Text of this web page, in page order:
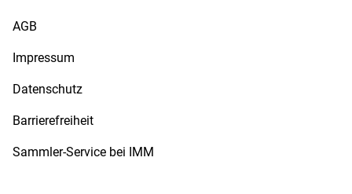
AGB
Impressum
Datenschutz
Barrierefreiheit
Sammler-Service bei IMM